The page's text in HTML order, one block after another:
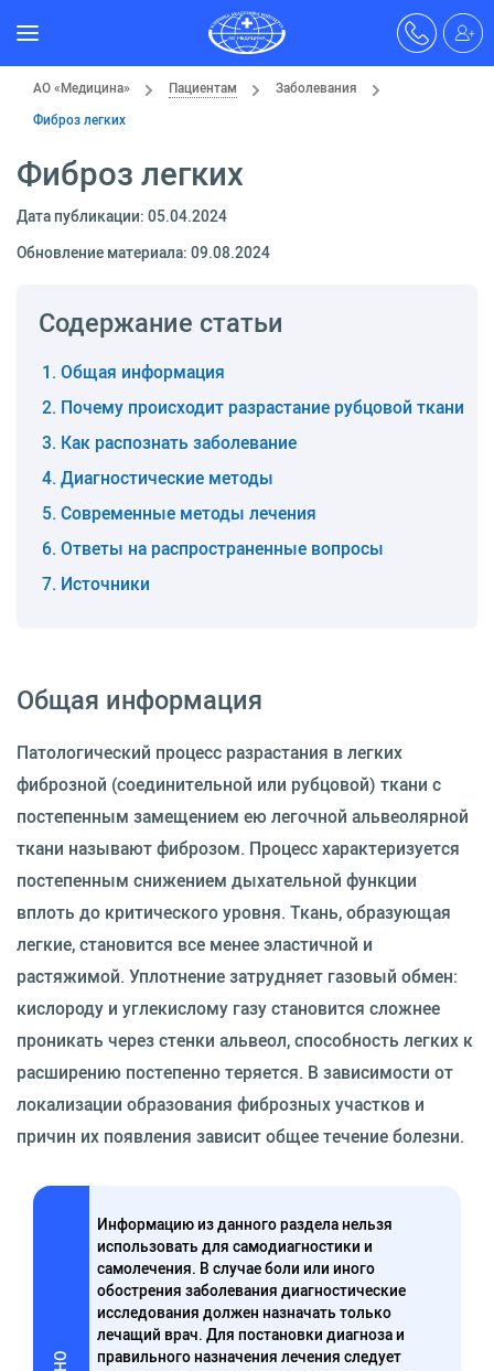
АО «Медицина» Пациентам
Заболевания
Фиброз легких
Фиброз легких
Дата публикации: 05.04.2024
Обновление материала: 09.08.2024
Содержание статьи
Общая информация
Почему происходит разрастание рубцовой ткани
Как распознать заболевание
Диагностические методы
Современные методы лечения
Ответы на распространенные вопросы
Источники
Общая информация
Патологический процесс разрастания в легких
фиброзной (соединительной или рубцовой) ткани с
постепенным замещением ею легочной альвеолярной
ткани называют фиброзом. Процесс характеризуется
постепенным снижением дыхательной функции
вплоть до критического уровня. Ткань, образующая
легкие, становится все менее эластичной и
растяжимой. Уплотнение затрудняет газовый обмен:
кислороду и углекислому газу становится сложнее
проникать через стенки альвеол, способность легких к
расширению постепенно теряется. В зависимости от
локализации образования фиброзных участков и
причин их появления зависит общее течение болезни.
Информацию из данного раздела нельзя
использовать для самодиагностики и
самолечения. В случае боли или иного
обострения заболевания диагностические
исследования должен назначать только
лечащий врач. Для постановки диагноза и
правильного назначения лечения следует